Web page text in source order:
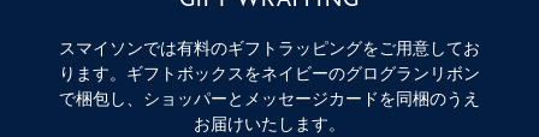
スマイソンでは有料のギフトラッピングをご用意してお
ります。ギフトボックスをネイビーのグログランリボン
で梱包し、ショッパーとメッセージカードを同梱のうえ
お届けいたします。